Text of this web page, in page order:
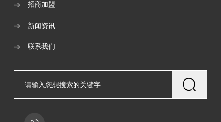
招商加盟
新闻资讯
联系我们